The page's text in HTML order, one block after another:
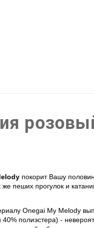
покорит Вашу
пеших прогулок и
Onegai My Melody
40% полиэстера) -